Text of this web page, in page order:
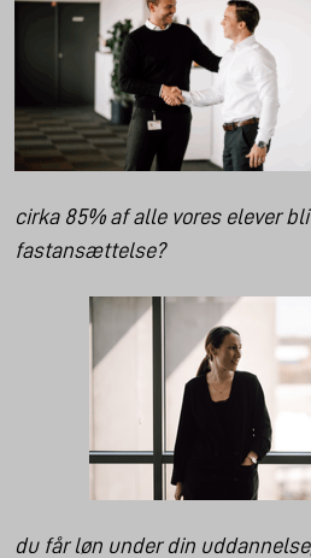
cirka 85% af alle vores elever
fastansættelse?
du får løn under din